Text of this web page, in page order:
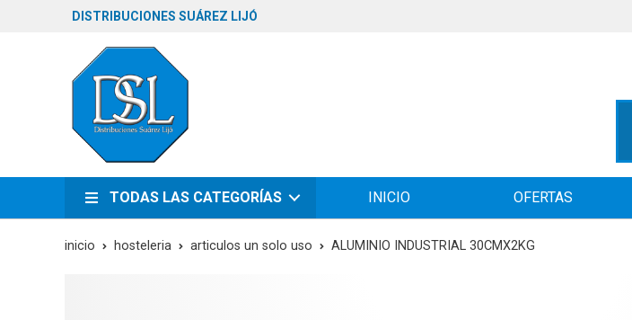
DISTRIBUCIONES SUÁREZ LIJÓ
TODAS LAS CATEGORÍAS INICIO OFERTAS
inicio hosteleria articulos un solo uso ALUMINIO INDUSTRIAL 30CMX2KG